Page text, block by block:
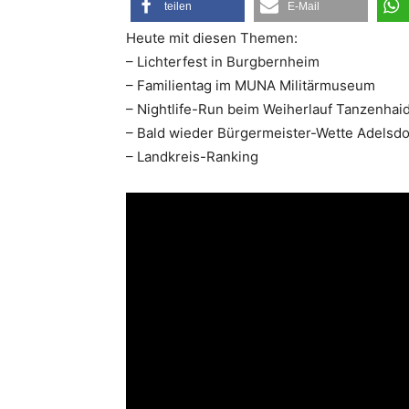
teilen E-Mail
Heute mit diesen Themen:
– Lichterfest in Burgbernheim
– Familientag im MUNA Militärmuseum
– Nightlife-Run beim Weiherlauf Tanzenhaid
– Bald wieder Bürgermeister-Wette
– Landkreis-Ranking